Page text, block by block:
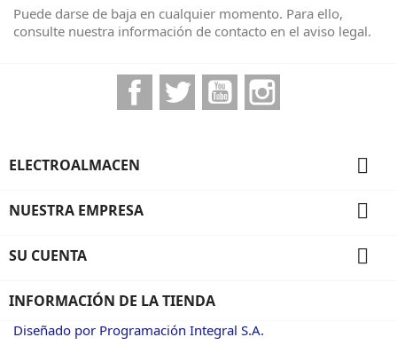
Puede darse de baja en cualquier momento. Para ello,
consulte nuestra información de contacto en el aviso legal.
FacebookTwitter YouTube
ELECTROALMACEN 
NUESTRA EMPRESA 
SU CUENTA 
INFORMACIÓN DE LA TIENDA
Diseñado por Programación Integral S.A.